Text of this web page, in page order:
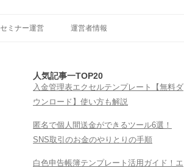
セミナー運営 運営者情報
人気記事一TOP20
入金管理表エクセルテンプレート【無料ダ
ウンロード】使い方も解説
匿名で個人間送金ができるツール6選！
SNS取引のお金のやりとりの手順
白色申告帳簿テンプレート活用ガイド！エ